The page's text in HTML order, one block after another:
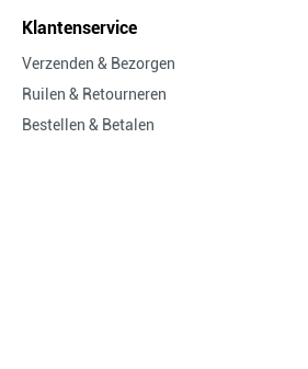
Klantenservice
Verzenden & Bezorgen
Ruilen & Retourneren
Bestellen & Betalen